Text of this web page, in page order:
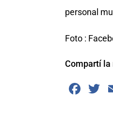
personal
Foto :
Compartí la
F
T